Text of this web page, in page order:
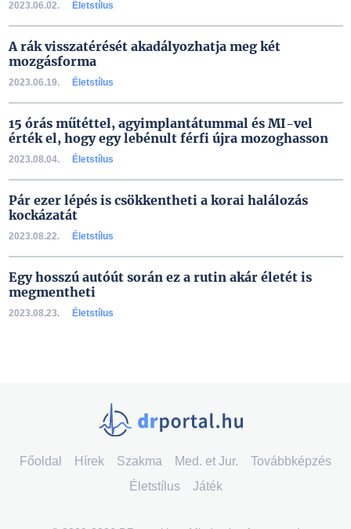
2023.06.02. Életstílus
A rák visszatérését akadályozhatja meg két
mozgásforma
2023.06.19. Életstílus
15 órás műtéttel, agyimplantátummal és MI-vel
érték el, hogy egy lebénult férfi újra mozoghasson
2023.08.04. Életstílus
Pár ezer lépés is csökkentheti a korai halálozás
kockázatát
2023.08.22. Életstílus
Egy hosszú autóút során ez a rutin akár életét is
megmentheti
2023.08.23. Életstílus
Főoldal Hírek Szakma Med. et Jur.
Továbbképzés
Életstílus
Játék